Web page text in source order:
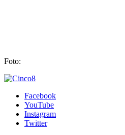
Foto:
Facebook
YouTube
Instagram
Twitter